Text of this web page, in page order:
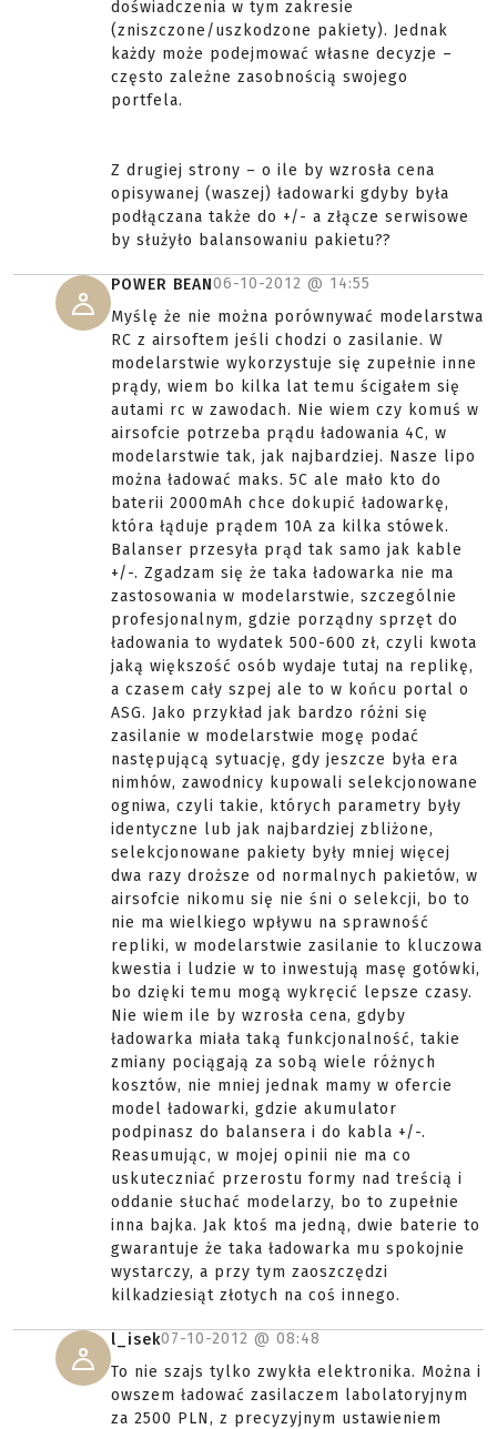
doświadczenia w tym zakresie
(zniszczone/uszkodzone pakiety). Jednak
każdy może podejmować własne decyzje –
często zależne zasobnością swojego
portfela.
Z drugiej strony – o ile by wzrosła cena
opisywanej (waszej) ładowarki gdyby była
podłączana także do +/- a złącze serwisowe
by służyło balansowaniu pakietu??
POWER BEAN06-10-2012 @ 14:55
Myślę że nie można porównywać modelarstwa
RC z airsoftem jeśli chodzi o zasilanie. W
modelarstwie wykorzystuje się zupełnie inne
prądy, wiem bo kilka lat temu ścigałem się
autami rc w zawodach. Nie wiem czy komuś w
airsofcie potrzeba prądu ładowania 4C, w
modelarstwie tak, jak najbardziej. Nasze lipo
można ładować maks. 5C ale mało kto do
baterii 2000mAh chce dokupić ładowarkę,
która łąduje prądem 10A za kilka stówek.
Balanser przesyła prąd tak samo jak kable
+/-. Zgadzam się że taka ładowarka nie ma
zastosowania w modelarstwie, szczególnie
profesjonalnym, gdzie porządny sprzęt do
ładowania to wydatek 500-600 zł, czyli kwota
jaką większość osób wydaje tutaj na replikę,
a czasem cały szpej ale to w końcu portal o
ASG. Jako przykład jak bardzo różni się
zasilanie w modelarstwie mogę podać
następującą sytuację, gdy jeszcze była era
nimhów, zawodnicy kupowali selekcjonowane
ogniwa, czyli takie, których parametry były
identyczne lub jak najbardziej zbliżone,
selekcjonowane pakiety były mniej więcej
dwa razy droższe od normalnych pakietów, w
airsofcie nikomu się nie śni o selekcji, bo to
nie ma wielkiego wpływu na sprawność
repliki, w modelarstwie zasilanie to kluczowa
kwestia i ludzie w to inwestują masę gotówki,
bo dzięki temu mogą wykręcić lepsze czasy.
Nie wiem ile by wzrosła cena, gdyby
ładowarka miała taką funkcjonalność, takie
zmiany pociągają za sobą wiele różnych
kosztów, nie mniej jednak mamy w ofercie
model ładowarki, gdzie akumulator
podpinasz do balansera i do kabla +/-.
Reasumując, w mojej opinii nie ma co
uskuteczniać przerostu formy nad treścią i
oddanie słuchać modelarzy, bo to zupełnie
inna bajka. Jak ktoś ma jedną, dwie baterie to
gwarantuje że taka ładowarka mu spokojnie
wystarczy, a przy tym zaoszczędzi
kilkadziesiąt złotych na coś innego.
l_isek07-10-2012 @ 08:48
To nie szajs tylko zwykła elektronika. Można i
owszem ładować zasilaczem labolatoryjnym
za 2500 PLN, z precyzyjnym ustawieniem